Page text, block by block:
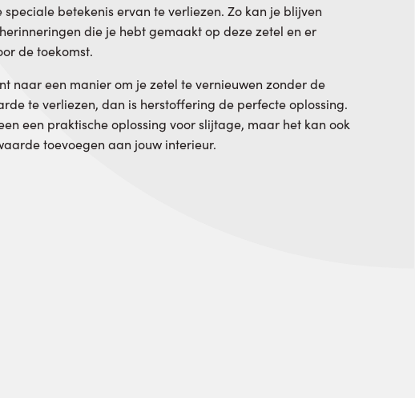
speciale betekenis ervan te verliezen. Zo kan je blijven
die je hebt gemaakt op deze zetel en er
de toekomst.
naar een manier om je zetel te vernieuwen zonder de
te verliezen, dan is herstoffering de perfecte oplossing.
een praktische oplossing voor slijtage, maar het kan ook
toevoegen aan jouw interieur.